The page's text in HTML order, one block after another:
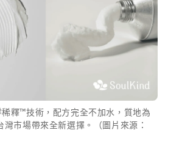
釋™技術，配方完全不加水，質地為
市場帶來全新選擇。（圖片來源：